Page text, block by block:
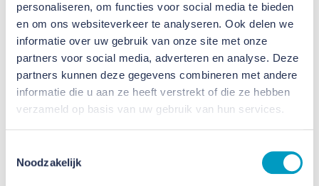
personaliseren, om functies voor social media te bieden
en om ons websiteverkeer te analyseren. Ook delen we
informatie over uw gebruik van onze site met onze
partners voor social media, adverteren en analyse. Deze
partners kunnen deze gegevens combineren met andere
informatie die u aan ze heeft verstrekt of die ze hebben
verzameld op basis van uw gebruik van hun services.
Noodzakelijk
was meer dan 40 jaar oud en dringend aan
vervanging toe. Het vervangende complex wordt
duurzaam en van alle moderne gemakken voorzien.
De school is hiermee weer klaar voor de toekomst.
Door de hevige regenval van de afgelopen weken
lagen de werkzaamheden onverhoopt tijdelijk stil,
gevorderd te zijn.”